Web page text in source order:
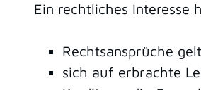
Ein rechtliches Interesse
Rechtsansprüche
sich auf erbrachte